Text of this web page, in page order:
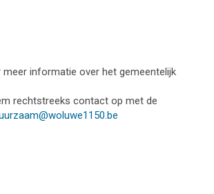
meer informatie over het gemeentelijk
rechtstreeks contact op met de